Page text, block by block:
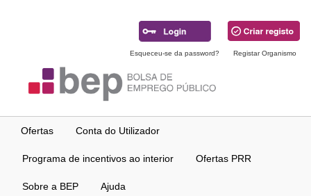
Esqueceu-se da password? Registar Organismo
Ofertas Conta do Utilizador
Programa de incentivos ao interior Ofertas PRR
Sobre a BEP Ajuda